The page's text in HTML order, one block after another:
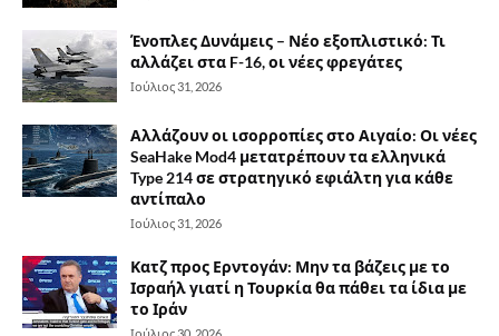
Ένοπλες Δυνάμεις – Νέο εξοπλιστικό: Τι
αλλάζει στα F-16, οι νέες φρεγάτες
Ιούλιος 31, 2026
Αλλάζουν οι ισορροπίες στο Αιγαίο: Οι νέες
SeaHake Mod4 μετατρέπουν τα ελληνικά
Type 214 σε στρατηγικό εφιάλτη για κάθε
αντίπαλο
Ιούλιος 31, 2026
Κατζ προς Ερντογάν: Μην τα βάζεις με το
Ισραήλ γιατί η Τουρκία θα πάθει τα ίδια με
το Ιράν
Ιούλιος 30, 2026